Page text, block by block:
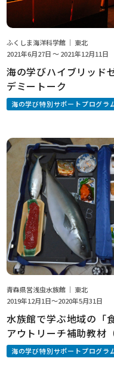
ふくしま海洋科学館 ｜ 東北
2021年6月27日 ～ 2021年12月11日
海の学びハイブリッド
デミートーク
海の学び特別サポートプログラ
青森県営浅虫水族館 ｜ 東北
2019年12月1日～2020年5月31日
水族館で学ぶ地域の「
アウトリーチ補助教材
発～
海の学び特別サポートプログラ